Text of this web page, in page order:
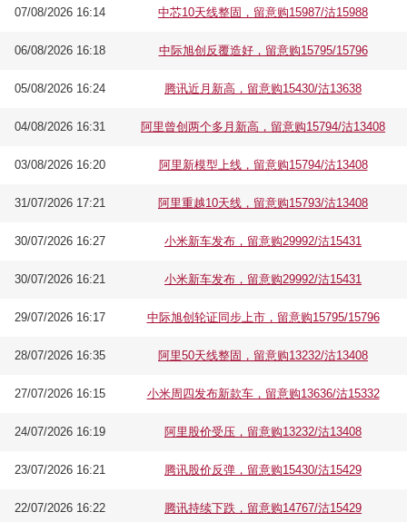
07/08/2026 16:14 中芯10天线整固，留意购15987/沽15988
06/08/2026 16:18 中际旭创反覆造好，留意购15795/15796
05/08/2026 16:24 腾讯近月新高，留意购15430/沽13638
04/08/2026 16:31 阿里曾创两个多月新高，留意购15794/沽13408
03/08/2026 16:20 阿里新模型上线，留意购15794/沽13408
31/07/2026 17:21 阿里重越10天线，留意购15793/沽13408
30/07/2026 16:27 小米新车发布，留意购29992/沽15431
30/07/2026 16:21 小米新车发布，留意购29992/沽15431
29/07/2026 16:17 中际旭创轮证同步上市，留意购15795/15796
28/07/2026 16:35 阿里50天线整固，留意购13232/沽13408
27/07/2026 16:15 小米周四发布新款车，留意购13636/沽15332
24/07/2026 16:19 阿里股价受压，留意购13232/沽13408
23/07/2026 16:21 腾讯股价反弹，留意购15430/沽15429
22/07/2026 16:22 腾讯持续下跌，留意购14767/沽15429